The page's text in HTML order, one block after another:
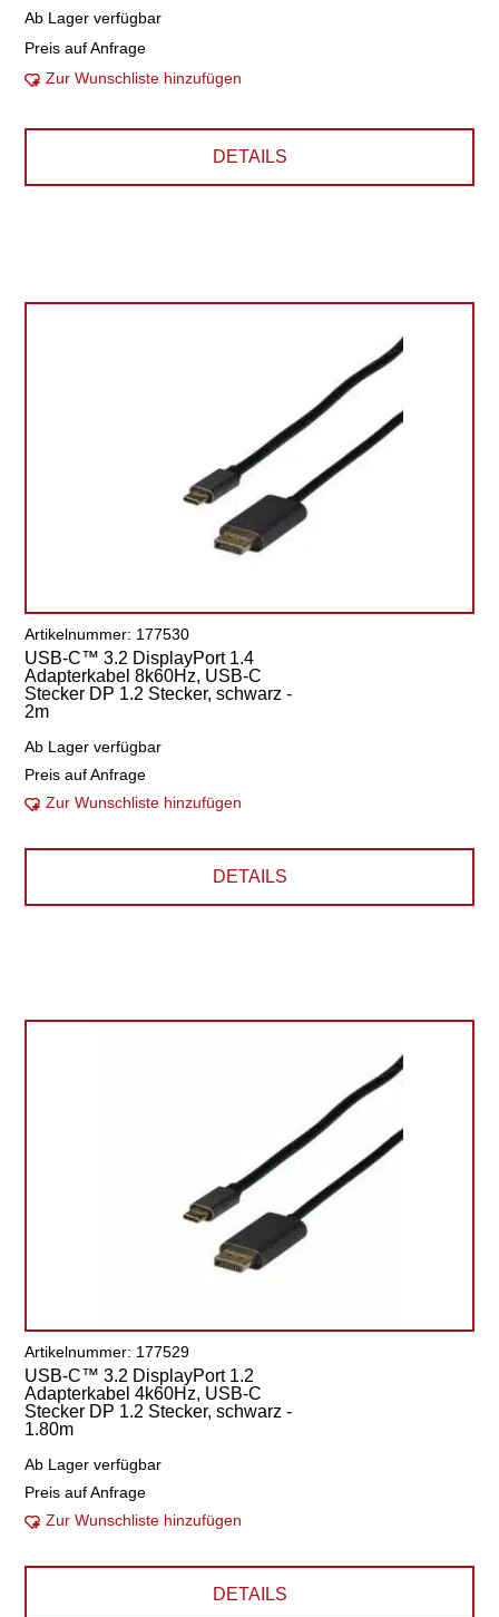
Ab Lager verfügbar
Preis auf Anfrage
Zur Wunschliste hinzufügen
DETAILS
Artikelnummer: 177530
USB-C™ 3.2 DisplayPort 1.4
Adapterkabel 8k60Hz, USB-C
Stecker DP 1.2 Stecker, schwarz -
2m
Ab Lager verfügbar
Preis auf Anfrage
Zur Wunschliste hinzufügen
DETAILS
Artikelnummer: 177529
USB-C™ 3.2 DisplayPort 1.2
Adapterkabel 4k60Hz, USB-C
Stecker DP 1.2 Stecker, schwarz -
1.80m
Ab Lager verfügbar
Preis auf Anfrage
Zur Wunschliste hinzufügen
DETAILS